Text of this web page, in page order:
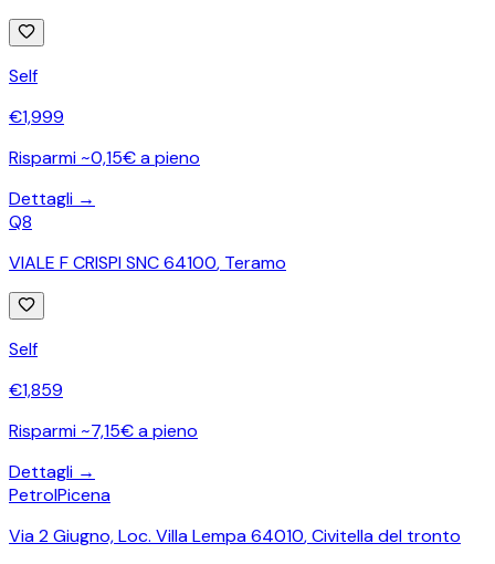
Self
€1,999
Risparmi ~0,15€ a pieno
Dettagli →
Q8
VIALE F CRISPI SNC 64100, Teramo
Self
€1,859
Risparmi ~7,15€ a pieno
Dettagli →
PetrolPicena
Via 2 Giugno, Loc. Villa Lempa 64010,Civitella del tronto